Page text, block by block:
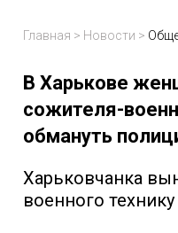
Главная > Новости >
В Харькове
сожителя-
обмануть
Харьковчанка
военного